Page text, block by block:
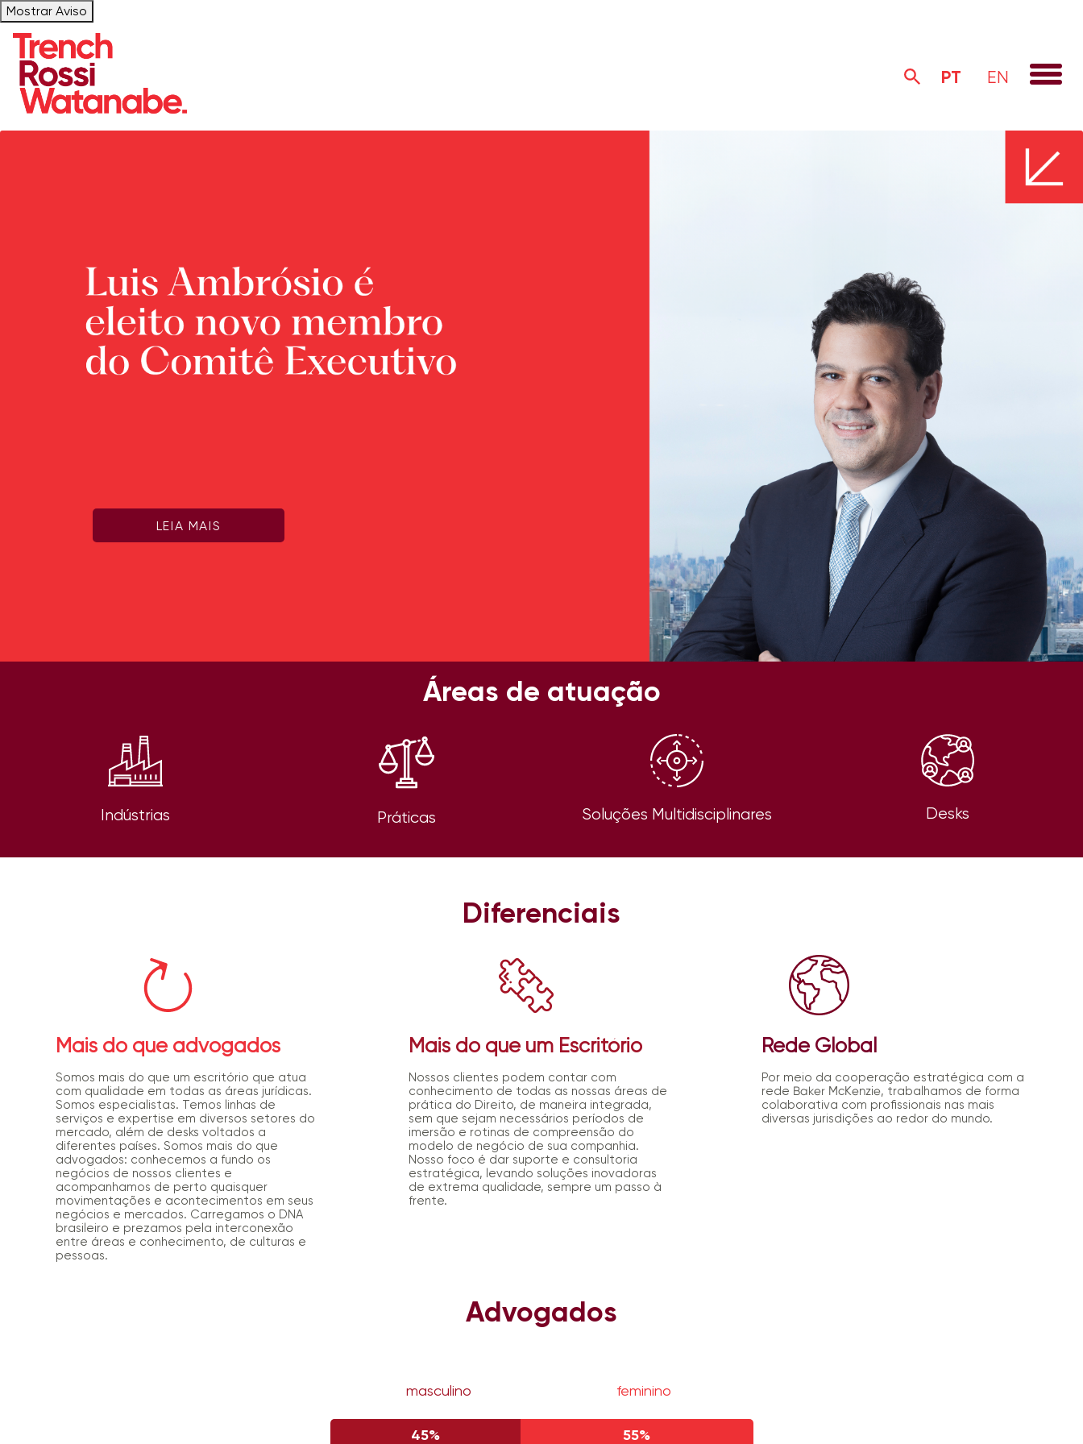
Mostrar Aviso
PT EN
LEIA MAIS
Áreas de atuação
Indústrias Práticas Soluções Multidisciplinares Desks
Diferenciais
Mais do que advogados
Somos mais do que um escritório que atua
com qualidade em todas as áreas jurídicas.
Somos especialistas. Temos linhas de
serviços e expertise em diversos setores do
mercado, além de desks voltados a
diferentes países. Somos mais do que
advogados: conhecemos a fundo os
negócios de nossos clientes e
acompanhamos de perto quaisquer
movimentações e acontecimentos em seus
negócios e mercados. Carregamos o DNA
brasileiro e prezamos pela interconexão
entre áreas e conhecimento, de culturas e
pessoas.
Mais do que um Escritório
Nossos clientes podem contar com
conhecimento de todas as nossas áreas de
prática do Direito, de maneira integrada,
sem que sejam necessários períodos de
imersão e rotinas de compreensão do
modelo de negócio de sua companhia.
Nosso foco é dar suporte e consultoria
estratégica, levando soluções inovadoras
de extrema qualidade, sempre um passo à
frente.
Rede Global
Por meio da cooperação estratégica com a
rede Ablfs McKfnzif, trabalhamos de forma
colaborativa com profissionais nas mais
diversas jurisdições ao redor do mundo.
Advogados
masculino feminino
45% 55%